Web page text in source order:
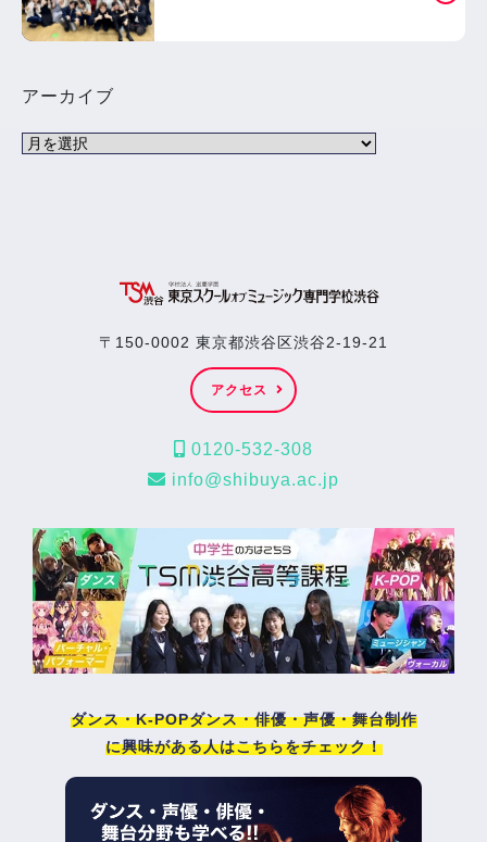
アーカイブ
〒150-0002 東京都渋谷区渋谷2-19-21
アクセス
0120-532-308
info@shibuya.ac.jp
ダンス・K-POPダンス・俳優・声優・舞台制作
に興味がある人はこちらをチェック！